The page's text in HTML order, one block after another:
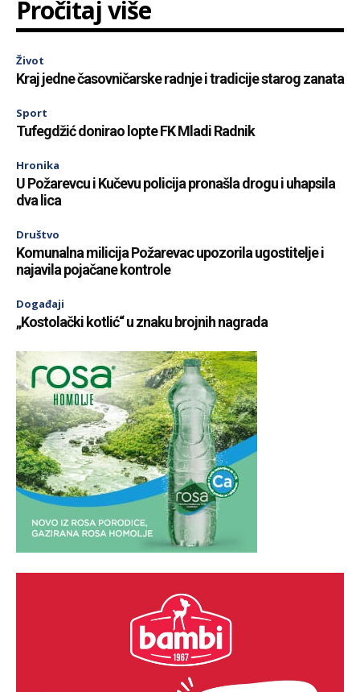
Pročitaj više
Život
Kraj jedne časovničarske radnje i tradicije starog zanata
Sport
Tufegdžić donirao lopte FK Mladi Radnik
Hronika
U Požarevcu i Kučevu policija pronašla drogu i uhapsila
dva lica
Društvo
Komunalna milicija Požarevac upozorila ugostitelje i
najavila pojačane kontrole
Događaji
„Kostolački kotlić“ u znaku brojnih nagrada